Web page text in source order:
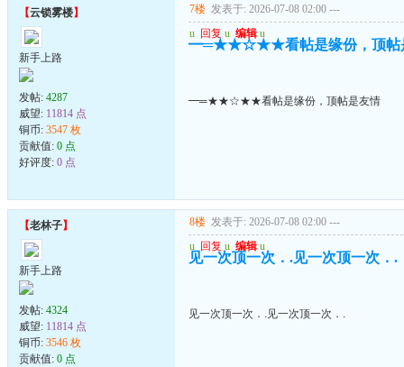
【云锁雾楼】
新手上路
发帖: 4287
威望: 11814 点
铜币: 3547 枚
贡献值: 0 点
好评度: 0 点
7楼 发表于: 2026-07-08 02:00 ---
u 回复 u 编辑 u
━═★★☆★★看帖是缘份，顶帖
━═★★☆★★看帖是缘份，顶帖是友情
【老林子】
新手上路
发帖: 4324
威望: 11814 点
铜币: 3546 枚
贡献值: 0 点
8楼 发表于: 2026-07-08 02:00 ---
u 回复 u 编辑 u
见一次顶一次．.见一次顶一次．.
见一次顶一次．.见一次顶一次．.